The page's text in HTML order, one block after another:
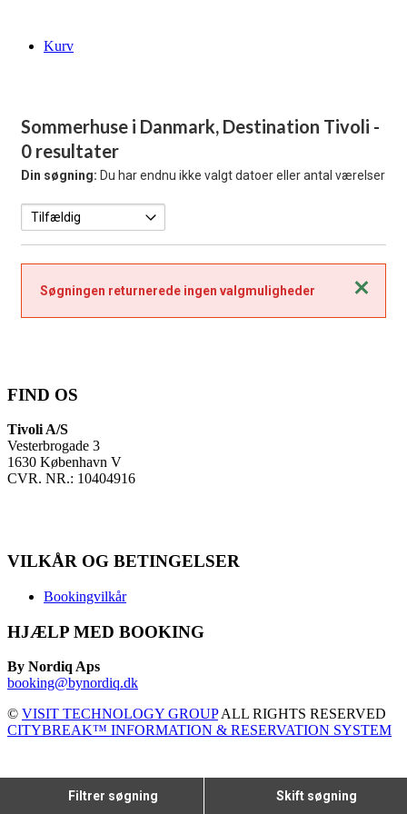
Kurv
Sommerhuse i Danmark, Destination Tivoli -
0 resultater
Din søgning: Du har endnu ikke valgt datoer eller antal værelser
Luk
Søgningen returnerede ingen valgmuligheder
Filtrer søgning Skift søgning
FIND OS
Tivoli A/S
Vesterbrogade 3
1630 København V
CVR. NR.: 10404916
VILKÅR OG BETINGELSER
Bookingvilkår
HJÆLP MED BOOKING
By Nordiq Aps
booking@bynordiq.dk
© VISIT TECHNOLOGY GROUPALL RIGHTS RESERVED
CITYBREAK™ INFORMATION & RESERVATION SYSTEM